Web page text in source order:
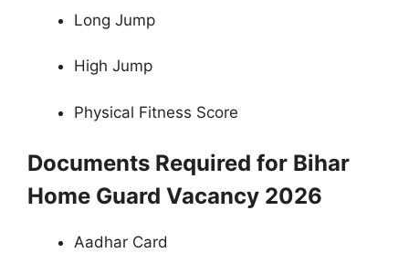
Long Jump
High Jump
Physical Fitness Score
Documents Required for Bihar
Home Guard Vacancy 2026
Aadhar Card